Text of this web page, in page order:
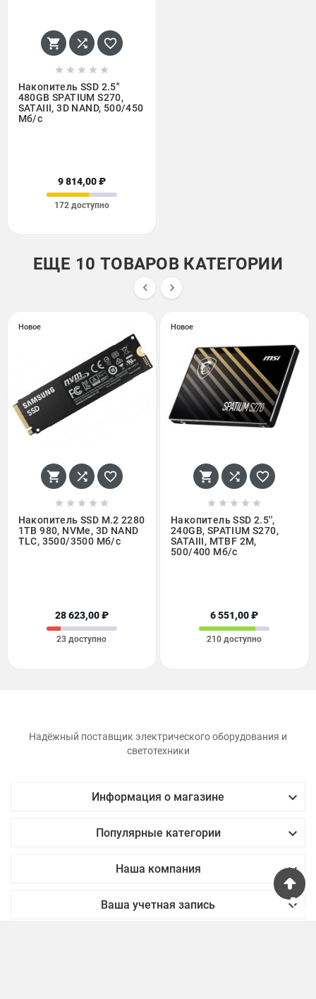
  
    
Накопитель SSD 2.5''
480GB SPATIUM S270,
SATAIII, 3D NAND, 500/450
Мб/с
9 814,00 ₽
172 доступно
ЕЩЕ 10 ТОВАРОВ КАТЕГОРИИ
 
Новое
  
    
Накопитель SSD M.2 2280
1TB 980, NVMe, 3D NAND
TLC, 3500/3500 Мб/с
28 623,00 ₽
23 доступно
Новое
  
    
Накопитель SSD 2.5'',
240GB, SPATIUM S270,
SATAIII, MTBF 2M,
500/400 Мб/с
6 551,00 ₽
210 доступно
Надёжный поставщик электрического оборудования и
светотехники
Информация о магазине 
Популярные категории 
Наша компания 
Ваша учетная запись 
phone